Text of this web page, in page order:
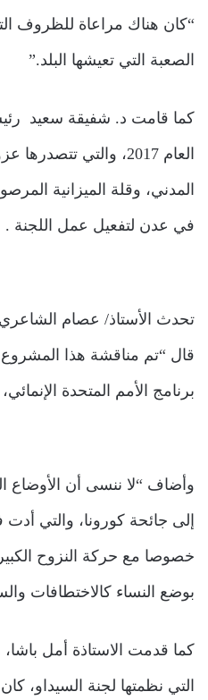
“كان هناك مراعاة للظروف
الصعبة التي تعيشها البلد.”
كما قامت د. شفيقة سعيد
العام 2017، والتي
المدني، وقلة الميزانية
في عدن لتفعيل عمل اللجنة .
تحدث الأستاذ/ عصام
قال “تم مناقشة هذا
برنامج الأمم المتحدة
وأضاف “لا ننسى أن الأوضاع
إلى جائحة كورونا، والتي
خصوصا مع حركة النزوح
بوضع النساء كالاختطافات
كما قدمت الاستاذة أمل
التي نظمتها لجنة السيداو،